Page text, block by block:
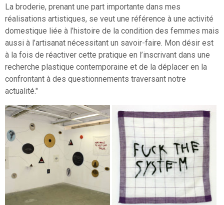
La broderie, prenant une part importante dans mes
réalisations artistiques, se veut une référence à une activité
domestique liée à l’histoire de la condition des femmes mais
aussi à l’artisanat nécessitant un savoir-faire. Mon désir est
à la fois de réactiver cette pratique en l’inscrivant dans une
recherche plastique contemporaine et de la déplacer en la
confrontant à des questionnements traversant notre
actualité."